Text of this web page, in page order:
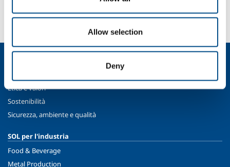
Allow selection
Deny
Contattaci
Etica e valori
Sostenibilità
Sicurezza, ambiente e qualità
SOL per l'industria
Food & Beverage
Metal Production